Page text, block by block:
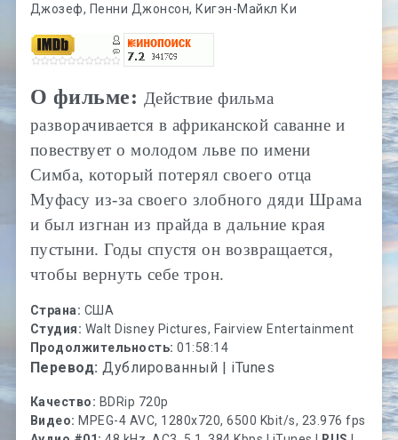
Джозеф, Пенни Джонсон, Кигэн-Майкл Ки
О фильме: Действие фильма
разворачивается в африканской саванне и
повествует о молодом льве по имени
Симба, который потерял своего отца
Муфасу из-за своего злобного дяди Шрама
и был изгнан из прайда в дальние края
пустыни. Годы спустя он возвращается,
чтобы вернуть себе трон.
Страна: США
Студия: Walt Disney Pictures, Fairview Entertainment
Продолжительность:01:58:14
Перевод: Дублированный | iTunes
Качество: BDRip 720p
Видео:MPEG-4 AVC, 1280x720, 6500 Kbit/s, 23.976 fps